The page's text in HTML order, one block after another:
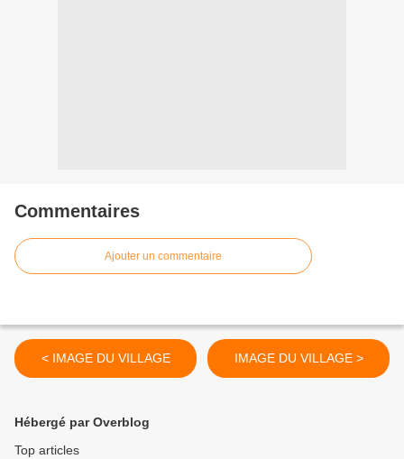
Commentaires
Ajouter un commentaire
< IMAGE DU VILLAGE IMAGE DU VILLAGE >
Hébergé par Overblog
Top articles